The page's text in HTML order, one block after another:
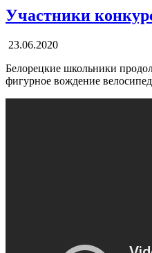
Участники
23.06.2020
Белорецкие школьники
фигурное вождение